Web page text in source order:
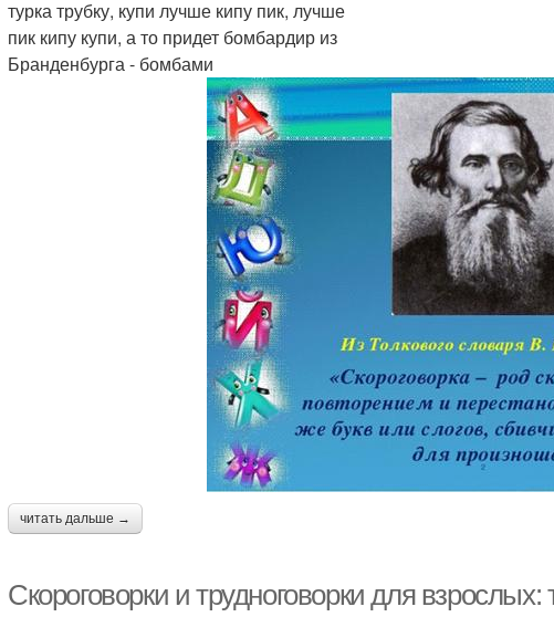
турка трубку, купи лучше кипу пик, лучше
пик кипу купи, а то придет бомбардир из
Бранденбурга - бомбами
читать дальше →
Скороговорки и трудноговорки для взрослых: